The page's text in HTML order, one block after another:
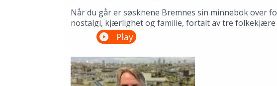
Når du går er søsknene Bremnes sin minnebok over
nostalgi, kjærlighet og familie, fortalt av tre folkekjære
biblioteket ditt!---Innspilt på Kopervik bibliotek i april
om Sølvberget: https://www.sølvberget.no
Play